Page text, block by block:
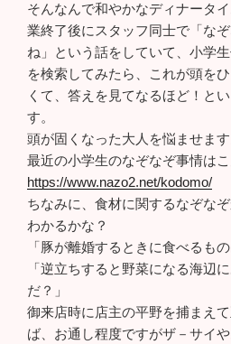
そんなんで和やかなディナータ
業終了後にスタッフ同士で「な
ね」という話をしていて、小学
を検索してみたら、これが頭を
くて、答えを見てなるほど！と
す。
頭が固くなった大人を悩ませます
最近の小学生のなぞなぞ事情はこ
https://www.nazo2.net/kodomo/
ちなみに、食材に関するなぞなぞ
わかるかな？
「豚が離婚するときに食べるもの
「逆立ちすると野菜になる海辺
だ？」
御来店時に店主の平野を捕まえ
ば、お通し程度ですがザ－サイ